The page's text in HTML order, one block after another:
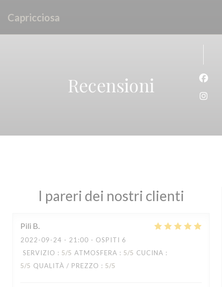
Capricciosa
Recensioni
I pareri dei nostri clienti
Pili B
2022-09-24 - 21:00 - OSPITI 6
SERVIZIO : 5/5 ATMOSFERA : 5/5 CUCINA :
5/5 QUALITÀ / PREZZO : 5/5